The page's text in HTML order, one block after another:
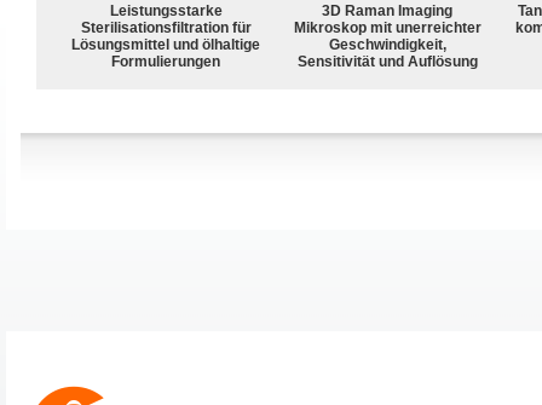
Leistungsstarke
Sterilisationsfiltration für
Lösungsmittel und ölhaltige
Formulierungen
3D Raman Imaging
Mikroskop mit unerreichter
Geschwindigkeit,
Sensitivität und Auflösung